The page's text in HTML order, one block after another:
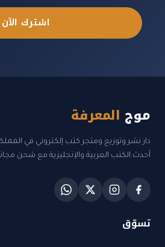
اشترك الآن
موج المعرفة
دار نشر وتوزيع ومتجر كتب إلكتروني في
أحدث الكتب العربية والإنجليزية مع شحن
تسوّق